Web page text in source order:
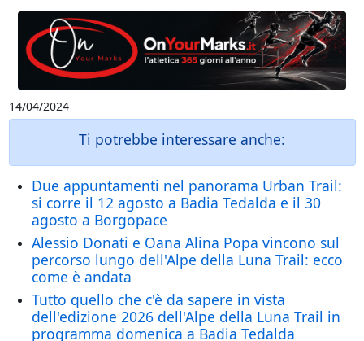
14/04/2024
Ti potrebbe interessare anche:
Due appuntamenti nel panorama Urban Trail:
si corre il 12 agosto a Badia Tedalda e il 30
agosto a Borgopace
Alessio Donati e Oana Alina Popa vincono sul
percorso lungo dell'Alpe della Luna Trail: ecco
come è andata
Tutto quello che c'è da sapere in vista
dell'edizione 2026 dell'Alpe della Luna Trail in
programma domenica a Badia Tedalda